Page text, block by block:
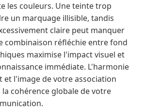
les couleurs. Une teinte trop
un marquage illisible, tandis
claire peut manquer
combinaison réfléchie entre fond
maximise l'impact visuel et
immédiate. L'harmonie
et l'image de votre association
cohérence globale de votre